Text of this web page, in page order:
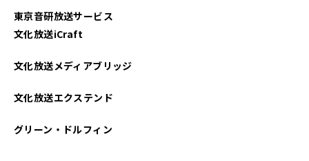
東京音研放送サービス
文化放送iCraft
文化放送メディアブリッジ
文化放送エクステンド
グリーン・ドルフィン